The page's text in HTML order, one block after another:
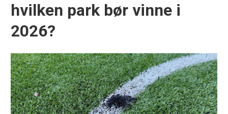
hvilken park bør vinne i
2026?